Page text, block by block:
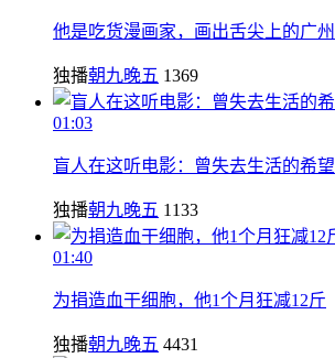
他是吃货漫画家，画出舌尖上的广州
独播朝九晚五 1369
01:03
盲人在这听电影：曾失去生活的希望
独播朝九晚五 1133
01:40
为捐造血干细胞，他1个月狂减12斤
独播朝九晚五 4431